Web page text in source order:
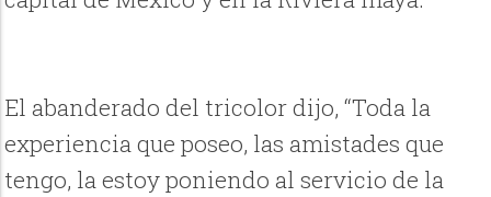
El abanderado del tricolor dijo, “Toda la
experiencia que poseo, las amistades que
tengo, la estoy poniendo al servicio de la